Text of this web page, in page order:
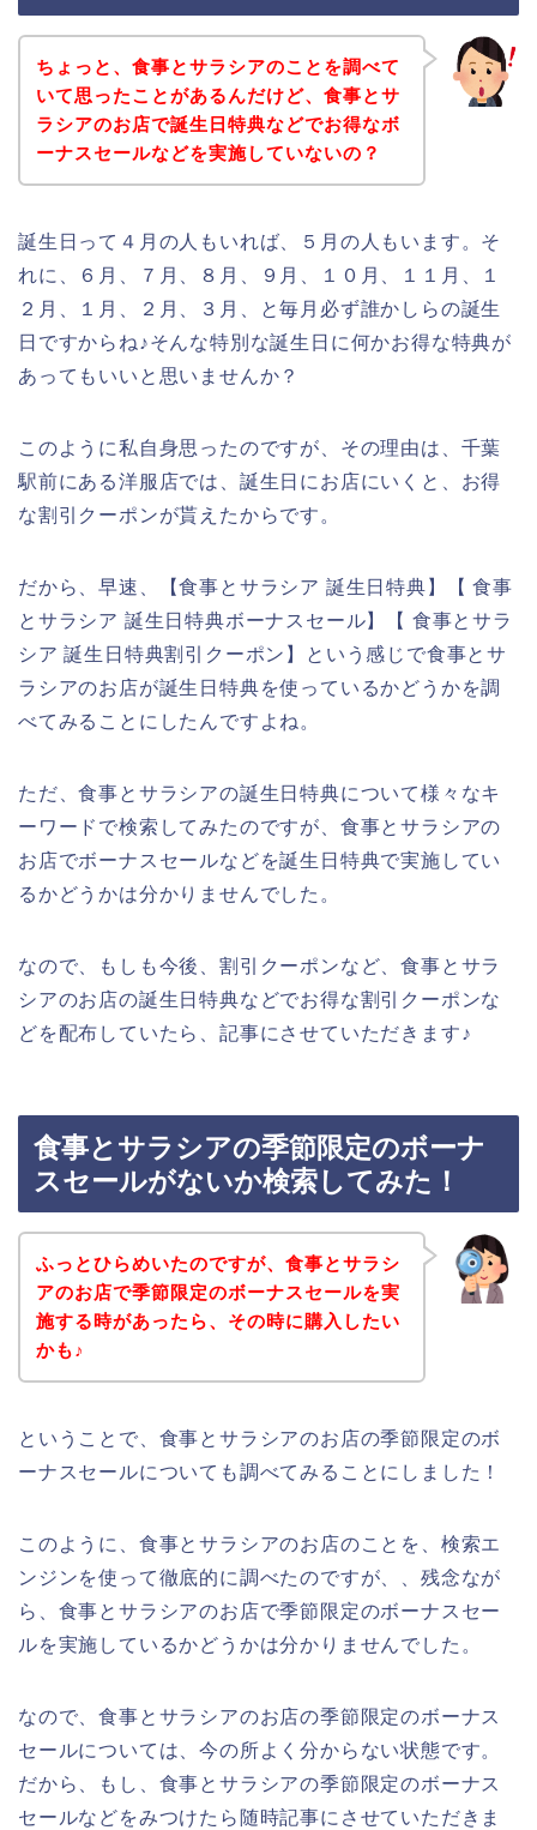
ちょっと、食事とサラシアのことを調べて
いて思ったことがあるんだけど、食事とサ
ラシアのお店で誕生日特典などでお得なボ
ーナスセールなどを実施していないの？
誕生日って４月の人もいれば、５月の人もいます。そ
れに、６月、７月、８月、９月、１０月、１１月、１
２月、１月、２月、３月、と毎月必ず誰かしらの誕生
日ですからね♪そんな特別な誕生日に何かお得な特典が
あってもいいと思いませんか？
このように私自身思ったのですが、その理由は、千葉
駅前にある洋服店では、誕生日にお店にいくと、お得
な割引クーポンが貰えたからです。
だから、早速、【食事とサラシア 誕生日特典】【 食事
とサラシア 誕生日特典ボーナスセール】【 食事とサラ
シア 誕生日特典割引クーポン】という感じで食事とサ
ラシアのお店が誕生日特典を使っているかどうかを調
べてみることにしたんですよね。
ただ、食事とサラシアの誕生日特典について様々なキ
ーワードで検索してみたのですが、食事とサラシアの
お店でボーナスセールなどを誕生日特典で実施してい
るかどうかは分かりませんでした。
なので、もしも今後、割引クーポンなど、食事とサラ
シアのお店の誕生日特典などでお得な割引クーポンな
どを配布していたら、記事にさせていただきます♪
食事とサラシアの季節限定のボーナ
スセールがないか検索してみた！
ふっとひらめいたのですが、食事とサラシ
アのお店で季節限定のボーナスセールを実
施する時があったら、その時に購入したい
かも♪
ということで、食事とサラシアのお店の季節限定のボ
ーナスセールについても調べてみることにしました！
このように、食事とサラシアのお店のことを、検索エ
ンジンを使って徹底的に調べたのですが、、残念なが
ら、食事とサラシアのお店で季節限定のボーナスセー
ルを実施しているかどうかは分かりませんでした。
なので、食事とサラシアのお店の季節限定のボーナス
セールについては、今の所よく分からない状態です。
だから、もし、食事とサラシアの季節限定のボーナス
セールなどをみつけたら随時記事にさせていただきま